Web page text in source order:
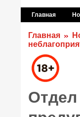
Главная
Главная